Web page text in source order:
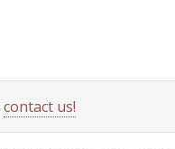
contact us!